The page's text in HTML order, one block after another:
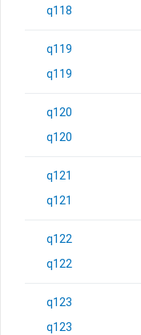
q118
q119
q119
q120
q120
q121
q121
q122
q122
q123
q123